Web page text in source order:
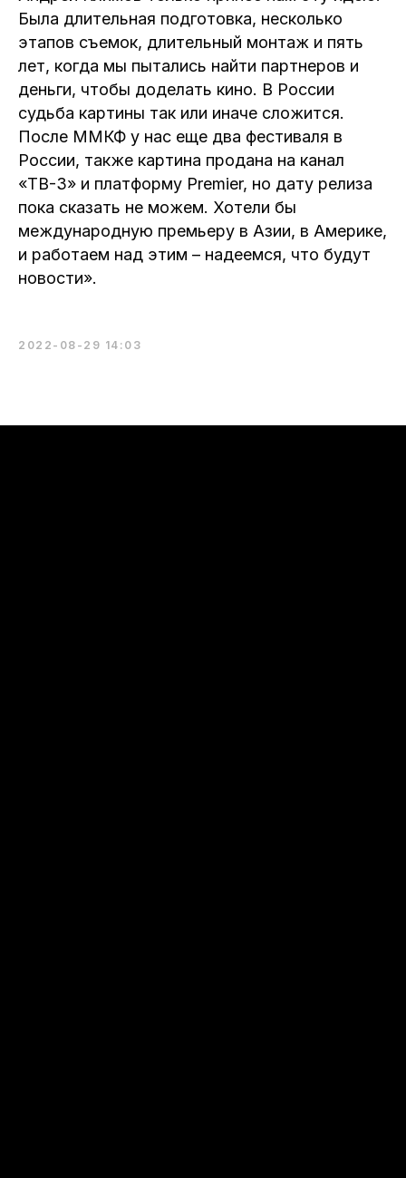
Была длительная подготовка, несколько
этапов съемок, длительный монтаж и пять
лет, когда мы пытались найти партнеров и
деньги, чтобы доделать кино. В России
судьба картины так или иначе сложится.
После ММКФ у нас еще два фестиваля в
России, также картина продана на канал
«ТВ-3» и платформу Premier, но дату релиза
пока сказать не можем. Хотели бы
международную премьеру в Азии, в Америке,
и работаем над этим – надеемся, что будут
новости».
2022-08-29 14:03